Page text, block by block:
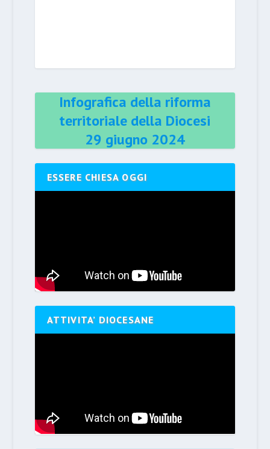
Infografica della riforma
territoriale della Diocesi
29 giugno 2024
ESSERE CHIESA OGGI
ATTIVITA’ DIOCESANE